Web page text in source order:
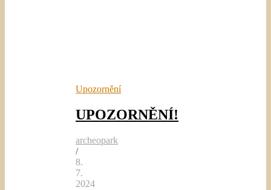
Upozornění
UPOZORNĚNÍ!
archeopark
/
8.
7.
2024